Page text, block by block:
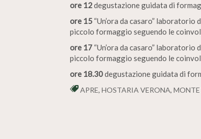
ore 12degustazione guidata di
ore 15 “Un’ora da casaro”
piccolo formaggio seguendo le
ore 17 “Un’ora da casaro”
piccolo formaggio seguendo le
ore 18.30degustazione guidata di
APRE, HOSTARIA VERONA, MONTE